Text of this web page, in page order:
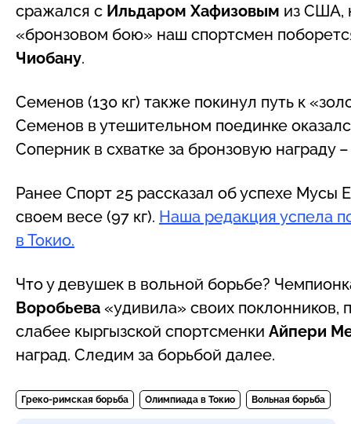
сражался с Ильдаром Хафизовым из США,
«бронзовом бою» наш спортсмен
Чиобану.
Семенов (130 кг) также покинул путь к
Семенов в утешительном поединке
Соперник в схватке за бронзовую награду
Ранее Спорт 25 рассказал об успехе
своем весе (97 кг). Наша редакция успела
в Токио.
Что у девушек в вольной борьбе?
Воробьева «удивила» своих поклонников,
слабее кыргызской спортсменки Айпери
наград. Следим за борьбой далее.
Греко-римская борьба Олимпиада в Токио Вольная борьба